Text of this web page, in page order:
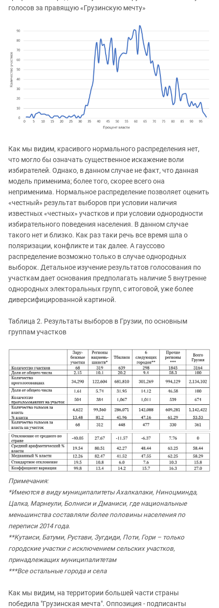
голосов за правящую «Грузинскую мечту»
Как мы видим, красивого нормального распределения нет,
что могло бы означать существенное искажение воли
избирателей. Однако, в данном случае не факт, что данная
модель применима; более того, скорее всего она
неприменима. Нормальное распределение позволяет оценить
«честный» результат выборов при условии наличия
известных «честных» участков и при условии однородности
избирательного поведения населения. В данном случае
такого нет и близко. Как раз таки речь все время шла о
поляризации, конфликте и так далее. А гауссово
распределение возможно только в случае однородных
выборок. Детальное изучение результатов голосования по
участкам дает основания предполагать наличие 5 внутренне
однородных электоральных групп, с итоговой, уже более
диверсифицированной картиной.
Таблица 2. Результаты выборов в Грузии, по основным
группам участков
Примечания:
*Имеются в виду муниципалитеты Ахалкалаки, Ниноцминда,
Цалка, Марнеули, Болниси и Дманиси, где национальные
меньшинства составляли более половины населения по
переписи 2014 года.
**Кутаиси, Батуми, Рустави, Зугдиди, Поти, Гори – только
городские участки с исключением сельских участков,
принадлежащих муниципалитетам
***Все остальные города и села
Как мы видим, на территории большей части страны
победила "Грузинская мечта". Оппозиция - подписанты